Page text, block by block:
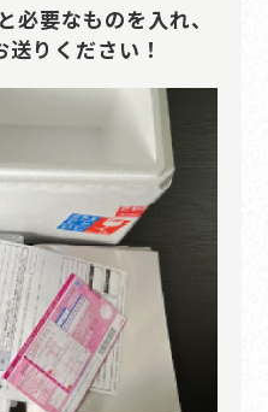
必要なものを入れ、
りください！